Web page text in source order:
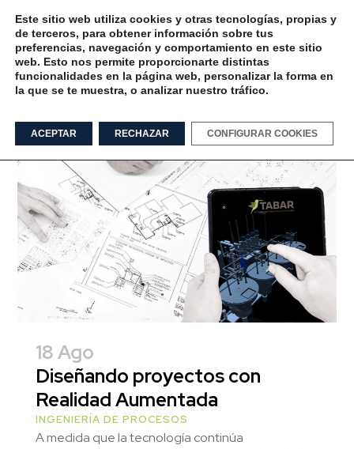
tecnología Tag
18 Ago
Diseñando proyectos con
Realidad Aumentada
INGENIERÍA DE PROCESOS
A medida que la tecnología continúa
Este sitio web utiliza cookies y otras tecnologías, propias y
de terceros, para obtener información sobre tus
preferencias, navegación y comportamiento en este sitio
web. Esto nos permite proporcionarte distintas
funcionalidades en la página web, personalizar la forma en
la que se te muestra, o analizar nuestro tráfico.
ACEPTAR RECHAZAR CONFIGURAR COOKIES